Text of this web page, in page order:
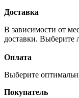
Доставка
В зависимости от
доставки. Выберите
Оплата
Выберите
Покупатель